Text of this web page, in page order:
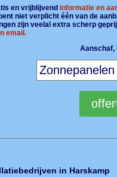
en vrijblijvendinformatie en
niet verplicht één van de
zijn veelal extra scherp
email.
Aanschaf,
in Harskamp